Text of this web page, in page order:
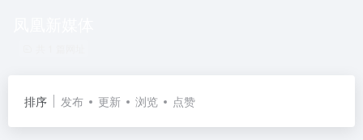
排序 发布 更新 浏览 点赞